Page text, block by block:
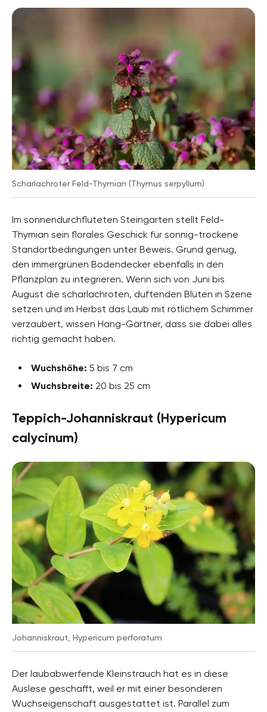
Scharlachroter Feld-Thymian (Thymus serpyllum)
Im sonnendurchfluteten Steingarten stellt Feld-
Thymian sein florales Geschick für sonnig-trockene
Standortbedingungen unter Beweis. Grund genug,
den immergrünen Bodendecker ebenfalls in den
Pflanzplan zu integrieren. Wenn sich von Juni bis
August die scharlachroten, duftenden Blüten in Szene
setzen und im Herbst das Laub mit rötlichem Schimmer
verzaubert, wissen Hang-Gärtner, dass sie dabei alles
richtig gemacht haben.
Wuchshöhe: 5 bis 7 cm
Wuchsbreite: 20 bis 25 cm
Teppich-Johanniskraut (Hypericum
calycinum)
Johanniskraut, Hypericum perforatum
Der laubabwerfende Kleinstrauch hat es in diese
Auslese geschafft, weil er mit einer besonderen
Wuchseigenschaft ausgestattet ist. Parallel zum